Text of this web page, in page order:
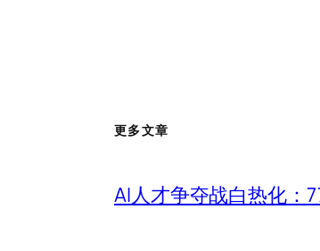
更多文章
AI人才争夺战白热化：